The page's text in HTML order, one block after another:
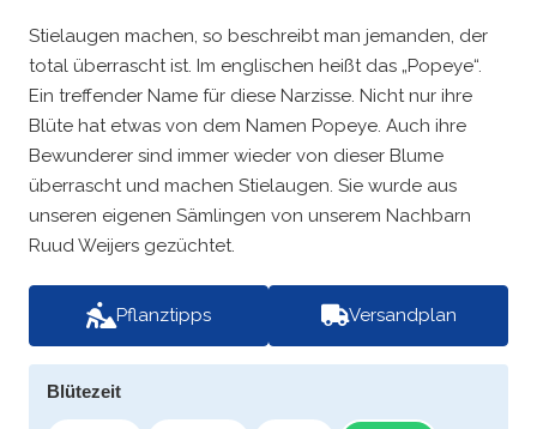
Stielaugen machen, so beschreibt man jemanden, der
total überrascht ist. Im englischen heißt das „Popeye“.
Ein treffender Name für diese Narzisse. Nicht nur ihre
Blüte hat etwas von dem Namen Popeye. Auch ihre
Bewunderer sind immer wieder von dieser Blume
überrascht und machen Stielaugen. Sie wurde aus
unseren eigenen Sämlingen von unserem Nachbarn
Ruud Weijers gezüchtet.
Pflanztipps Versandplan
Blütezeit